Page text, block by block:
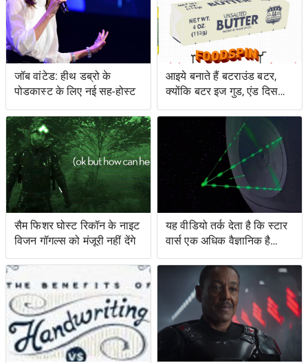
जॉब वांटेड: हीथ डब्रो के
पोडकास्ट के लिए नई सह-होस्ट
आइये बनाते हैं बटराउंड बटर,
क्योंकि बटर इज गुड, एंड दिस
शिट इज़ इज़ बेटर
सैम फिशर घोस्ट रिकॉन के नाइट
विजन गॉगल्स को मंजूरी नहीं देंगे
यह वीडियो तर्क देता है कि स्टार
वार्स एक अधिक वैज्ञानिक है
जिसकी आप कल्पना करेंगे